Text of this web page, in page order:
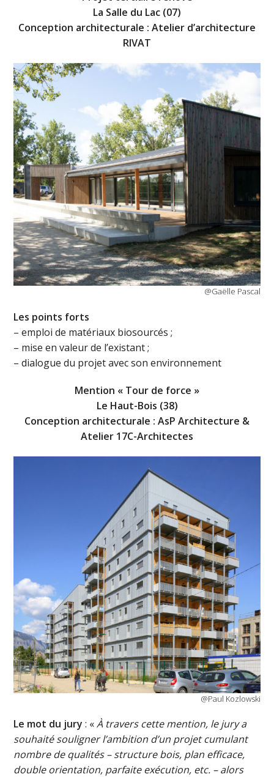
La Salle du Lac (07)
Conception architecturale : Atelier d’architecture
RIVAT
@Gaëlle Pascal
Les points forts
– emploi de matériaux biosourcés ;
– mise en valeur de l’existant ;
– dialogue du projet avec son environnement
Mention « Tour de force »
Le Haut-Bois (38)
Conception architecturale : AsP Architecture &
Atelier 17C-Architectes
@Paul Kozlowski
Le mot du jury : «À travers cette mention, le jury a
souhaité souligner l’ambition d’un projet cumulant
nombre de qualités – structure bois, plan efficace,
double orientation, parfaite exécution, etc. – alors